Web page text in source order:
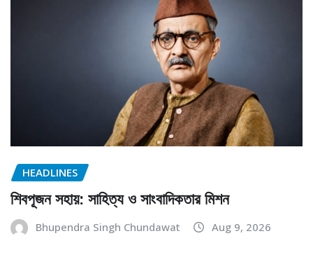
HEADLINES
শিবপূজন সহায়: সাহিত্য ও সাংবাদিকতার মিশন
Bhupendra Singh Chundawat Aug 9, 2026